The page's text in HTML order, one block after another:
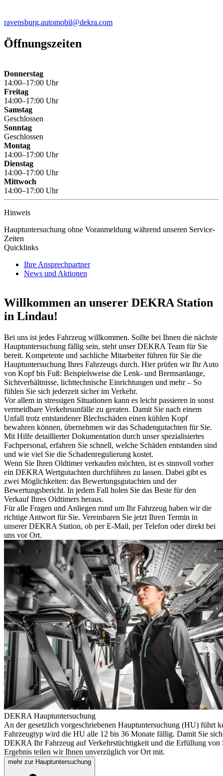
ravensburg​.automobil@​dekra.com
Öffnungszeiten
Donnerstag
14:00–17:00 Uhr
Freitag
14:00–17:00 Uhr
Samstag
Geschlossen
Sonntag
Geschlossen
Montag
14:00–17:00 Uhr
Dienstag
14:00–17:00 Uhr
Mittwoch
14:00–17:00 Uhr
Hinweis
Hauptuntersuchung ohne Voranmeldung während unseren Service-
Zeiten
Quicklinks
Ihre Ansprechpartner
News und Aktionen
Willkommen an unserer DEKRA Station
in Lindau!
Bei uns ist jedes Fahrzeug willkommen. Sollte bei Ihnen die nächste
Hauptuntersuchung fällig sein, steht unser DEKRA Team für Sie
bereit. Kompetente und sachliche Mitarbeiter führen für Sie die
Hauptuntersuchung Ihres Fahrzeugs durch. Hier prüfen wir Ihr Auto
von Kopf bis Fuß: Beispielsweise die Lenk- und Bremsanlange,
Sichtverhältnisse, lichttechnische Einrichtungen und mehr – So
fühlen Sie sich jederzeit sicher im Verkehr.
Vor allem in stressigen Situationen kann es leicht passieren in sonst
vermeidbare Verkehrsunfälle zu geraten. Damit Sie nach einem
Unfall trotz entstandener Blechschäden einen kühlen Kopf
bewahren können, übernehmen wir das Schadengutachten für Sie.
Mit Hilfe detaillierter Dokumentation durch unser spezialisiertes
Fachpersonal, erfahren Sie schnell, welche Schäden entstanden sind
und wie viel Sie die Schadenregulierung kostet.
Wenn Sie Ihren Oldtimer verkaufen möchten, ist es sinnvoll vorher
ein DEKRA Wertgutachten durchführen zu lassen. Dabei gibt es
zwei Möglichkeiten: das Bewertungsgutachten und der
Bewertungsbericht. In jedem Fall holen Sie das Beste für den
Verkauf Ihres Oldtimers heraus.
Für alle Fragen und Anliegen rund um Ihr Fahrzeug haben wir die
richtige Antwort für Sie. Vereinbaren Sie jetzt Ihren Termin in
unserer DEKRA Station, ob per E-Mail, per Telefon oder direkt bei
uns vor Ort.
DEKRA Hauptuntersuchung
An der gesetzlich vorgeschriebenen Hauptuntersuchung (HU) führt
Fahrzeugtyp wird die HU alle 12 bis 36 Monate fällig. Damit Sie
DEKRA Ihr Fahrzeug auf Verkehrstüchtigkeit und die Erfüllung von
Ergebnis teilen wir Ihnen unverzüglich vor Ort mit.
mehr zur Hauptuntersuchung